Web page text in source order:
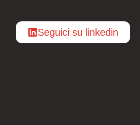
Seguici su linkedin